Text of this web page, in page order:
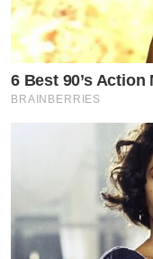
6 Best 90’s
BRAINBERRIES